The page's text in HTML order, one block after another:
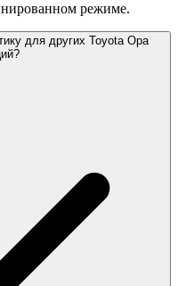
режиме.
для других Toyota Opa